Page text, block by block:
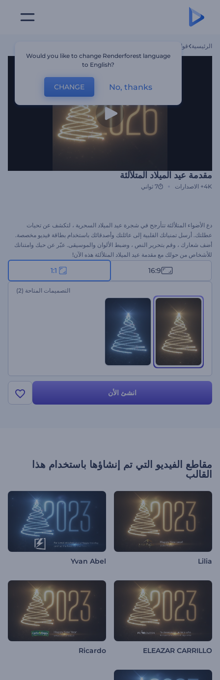
الرئيسية قوالب
مقدمة عيد الميلاد المتلألئة
4K+ الاصدارات 7 ثواني
دع الأضواء المتلألئة تتأرجح في شجرة عيد الميلاد السحرية ، لتكشف عن تحيات
عطلتك. أرسل تمنياتك القلبية إلى عائلتك وأصدقائك باستخدام بطاقة فيديو مخصصة.
أضف شعارك ، وقم بتحرير النص ، وضبط الألوان والموسيقى. عبّر عن حبك وامتنانك
للأشخاص من حولك مع مقدمة عيد الميلاد المتلألئة هذه الآن!
16:9
1:1
التصميمات المتاحة (2)
انشئ الأن
مقاطع الفيديو التي تم إنشاؤها باستخدام هذا
القالب
Lilia
Yvan Abel
ELEAZAR CARRILLO
Ricardo
Would you like to change Renderforest language
to English?
CHANGE No, thanks